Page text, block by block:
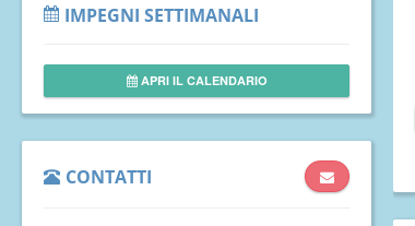
IMPEGNI SETTIMANALI
APRI IL CALENDARIO
CONTATTI